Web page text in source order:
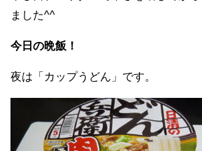
ました^^
今日の晩飯！
夜は「カップうどん」です。